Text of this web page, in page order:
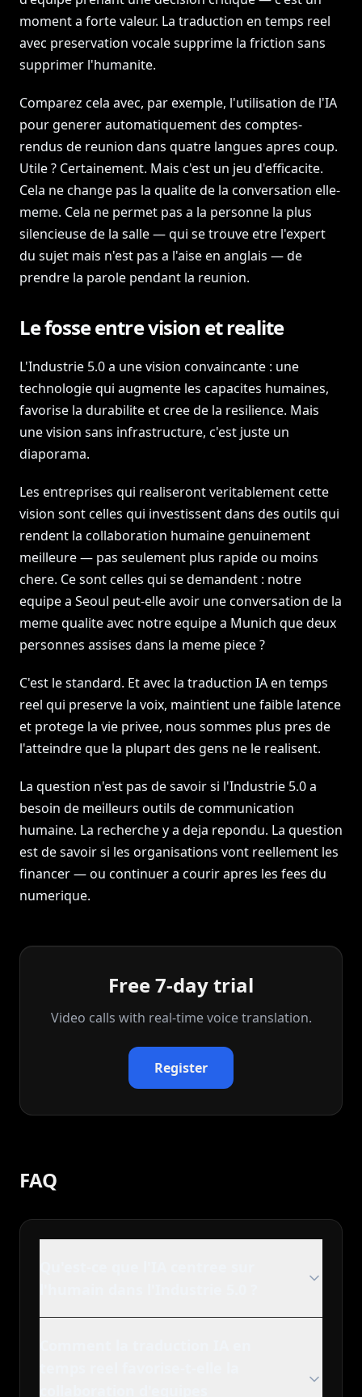
moment a forte valeur. La traduction en temps reel
avec preservation vocale supprime la friction sans
supprimer l'humanite.
Comparez cela avec, par exemple, l'utilisation de l'IA
pour generer automatiquement des comptes-
rendus de reunion dans quatre langues apres coup.
Utile ? Certainement. Mais c'est un jeu d'efficacite.
Cela ne change pas la qualite de la conversation elle-
meme. Cela ne permet pas a la personne la plus
silencieuse de la salle — qui se trouve etre l'expert
du sujet mais n'est pas a l'aise en anglais — de
prendre la parole pendant la reunion.
Le fosse entre vision et realite
L'Industrie 5.0 a une vision convaincante : une
technologie qui augmente les capacites humaines,
favorise la durabilite et cree de la resilience. Mais
une vision sans infrastructure, c'est juste un
diaporama.
Les entreprises qui realiseront veritablement cette
vision sont celles qui investissent dans des outils qui
rendent la collaboration humaine genuinement
meilleure — pas seulement plus rapide ou moins
chere. Ce sont celles qui se demandent : notre
equipe a Seoul peut-elle avoir une conversation de la
meme qualite avec notre equipe a Munich que deux
personnes assises dans la meme piece ?
C'est le standard. Et avec la traduction IA en temps
reel qui preserve la voix, maintient une faible latence
et protege la vie privee, nous sommes plus pres de
l'atteindre que la plupart des gens ne le realisent.
La question n'est pas de savoir si l'Industrie 5.0 a
besoin de meilleurs outils de communication
humaine. La recherche y a deja repondu. La question
est de savoir si les organisations vont reellement les
financer — ou continuer a courir apres les fees du
numerique.
Free 7-day trial
Video calls with real‑time voice translation.
Register
FAQ